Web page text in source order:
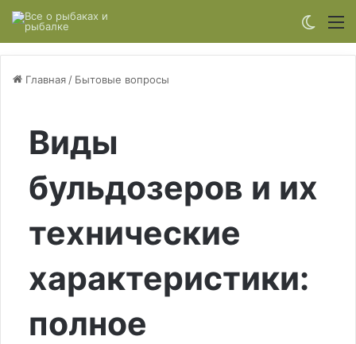
Главная / Бытовые вопросы
Виды
бульдозеров и их
технические
характеристики:
полное